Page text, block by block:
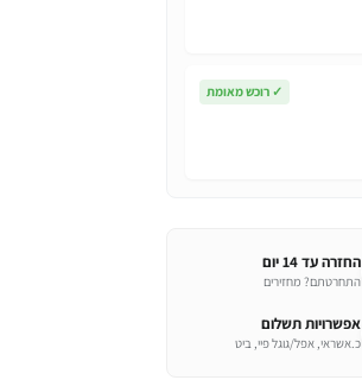
✓ רוכש מאומת
החזרה עד 14 יום
התחרטתם? מחזירים
אפשרויות תשלום
כ.אשראי, אפל/גוגל פיי, ביט